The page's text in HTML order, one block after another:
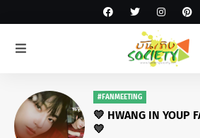
#โหนกระแส
ครอบครัวเผยติดใจส
ชีวิต - ลุยนำร่างกลับ